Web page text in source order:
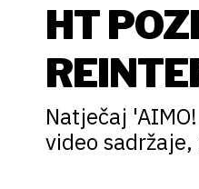
HT
Natječaj
video